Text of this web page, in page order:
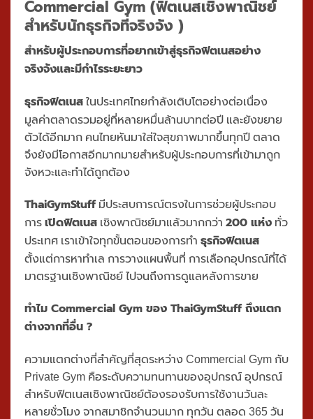
Commercial Gym (ฟิตเนสเชิงพาณิชย์
สำหรับนักธุรกิจที่จริงจัง )
สำหรับผู้ประกอบการที่อยากเข้าสู่ธุรกิจฟิตเนสอย่าง
จริงจังและมีกำไรระยะยาว
ธุรกิจฟิตเนส ในประเทศไทยกำลังเติบโตอย่างต่อเนื่อง
มูลค่าตลาดรวมอยู่ที่หลายหมื่นล้านบาทต่อปี และยังขยาย
ตัวได้อีกมาก คนไทยหันมาใส่ใจสุขภาพมากขึ้นทุกปี ตลาด
จึงยังมีโอกาสอีกมากมายสำหรับผู้ประกอบการที่เข้ามาถูก
จังหวะและทำได้ถูกต้อง
ThaiGymStuffมีประสบการณ์ตรงในการช่วยผู้ประกอบ
การ เปิดฟิตเนส เชิงพาณิชย์มาแล้วมากกว่า 200 แห่ง ทั่ว
ประเทศ เราเข้าใจทุกขั้นตอนของการทำ ธุรกิจฟิตเนส
ตั้งแต่การหาทำเล การวางแผนพื้นที่ การเลือกอุปกรณ์ที่ได้
มาตรฐานเชิงพาณิชย์ ไปจนถึงการดูแลหลังการขาย
ทำไม Commercial Gym ของ ThaiGymStuff ถึงแตก
ต่างจากที่อื่น ?
ความแตกต่างที่สำคัญที่สุดระหว่าง Commercial Gym กับ
Private Gym คือระดับความทนทานของอุปกรณ์ อุปกรณ์
สำหรับฟิตเนสเชิงพาณิชย์ต้องรองรับการใช้งานวันละ
หลายชั่วโมง จากสมาชิกจำนวนมาก ทุกวัน ตลอด 365 วัน